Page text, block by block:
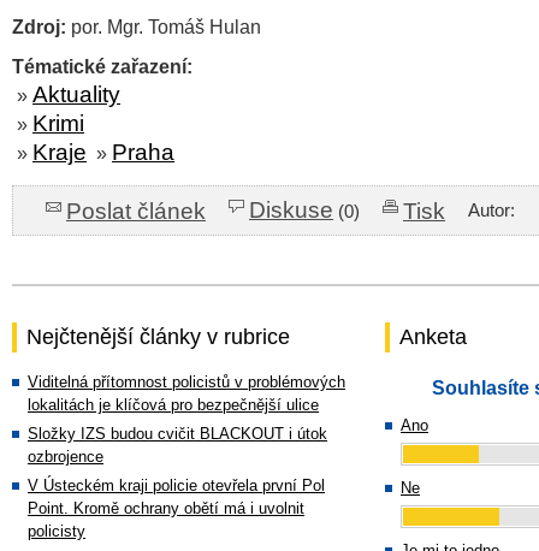
Zdroj: por. Mgr. Tomáš Hulan
Tématické zařazení:
» Aktuality
» Krimi
» Kraje » Praha
Poslat článek Diskuse (0) Tisk Autor:
Nejčtenější články v rubrice
Viditelná přítomnost policistů v problémových
lokalitách je klíčová pro bezpečnější ulice
Složky IZS budou cvičit BLACKOUT i útok
ozbrojence
V Ústeckém kraji policie otevřela první Pol
Point. Kromě ochrany obětí má i uvolnit
policisty
Anketa
Souhlasíte
Ano
Ne